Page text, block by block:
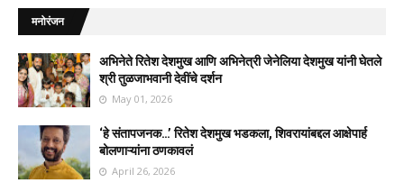
मनोरंजन
अभिनेते रितेश देशमुख आणि अभिनेत्री जेनेलिया देशमुख यांनी घेतले
श्री तुळजाभवानी देवींचे दर्शन
May 01, 2026
‘हे संतापजनक…’ रितेश देशमुख भडकला, शिवरायांबद्दल आक्षेपार्ह
बोलणाऱ्यांना ठणकावलं
April 26, 2026